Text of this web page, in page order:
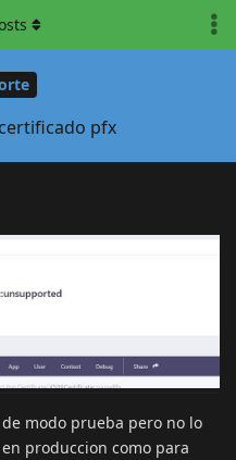
pfx
modo prueba pero no lo
produccion como para